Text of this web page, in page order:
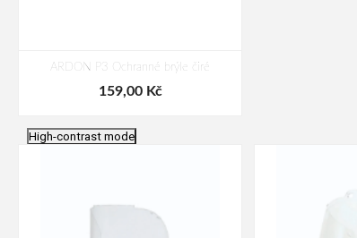
ARDON P3 Ochranné brýle čiré
159,00 Kč
High-contrast mode